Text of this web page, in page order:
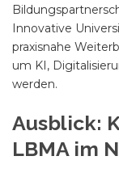
Innovative
praxisnahe
um KI,
werden.
Ausblick:
LBMA im